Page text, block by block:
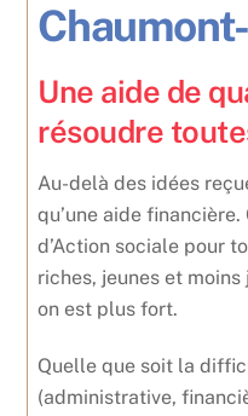
Une aide de
résoudre
Au-delà des idées
qu’une aide
d’Action sociale pour
riches, jeunes et moins
on est plus fort.
Quelle que soit la
(administrative,